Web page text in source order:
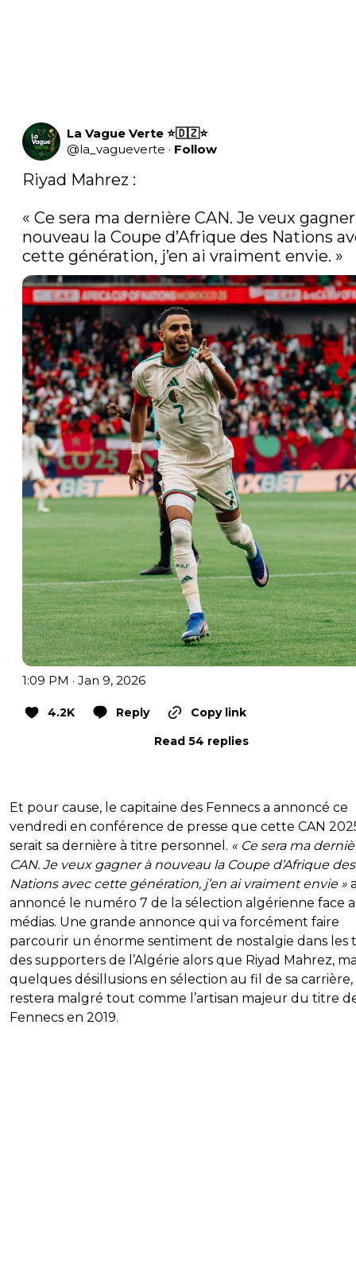
La Vague Verte ⭐️🇩🇿⭐️
@la_vagueverte · Follow
Riyad Mahrez :
« Ce sera ma dernière CAN. Je veux
nouveau la Coupe d’Afrique des Nations
cette génération, j’en ai vraiment envie. »
1:09 PM · Jan 9, 2026
4.2K Reply
Copy link
Read 54 replies
Et pour cause, le capitaine des Fennecs a annoncé ce
vendredi en conférence de presse que cette CAN
serait sa dernière à titre personnel. « Ce sera ma
CAN. Je veux gagner à nouveau la Coupe d’Afrique des
Nations avec cette génération, j’en ai vraiment envie »
annoncé le numéro 7 de la sélection algérienne face
médias. Une grande annonce qui va forcément faire
parcourir un énorme sentiment de nostalgie dans les
des supporters de l’Algérie alors que Riyad Mahrez,
quelques désillusions en sélection au fil de sa carrière,
restera malgré tout comme l’artisan majeur du titre
Fennecs en 2019.